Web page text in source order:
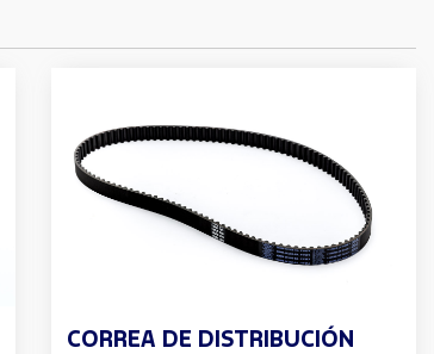
CORREA DE DISTRIBUCIÓN